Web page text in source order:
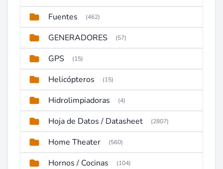
Fuentes (462)
GENERADORES (57)
GPS (15)
Helicópteros (15)
Hidrolimpiadoras (4)
Hoja de Datos / Datasheet (2807)
Home Theater (560)
Hornos / Cocinas (104)